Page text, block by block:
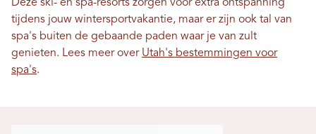
Deze ski- en spa-resorts zorgen voor extra ontspanning
tijdens jouw wintersportvakantie, maar er zijn ook tal van
spa's buiten de gebaande paden waar je van zult
genieten. Lees meer over Utah's bestemmingen voor
spa's.